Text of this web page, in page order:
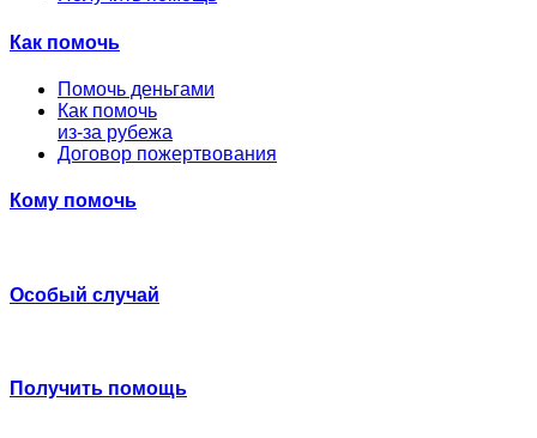
Как помочь
Помочь деньгами
Как помочь
из-за рубежа
Договор пожертвования
Кому помочь
Особый случай
Получить помощь